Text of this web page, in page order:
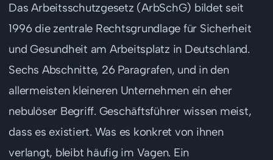
Das Arbeitsschutzgesetz (ArbSchG) bildet seit
1996 die zentrale Rechtsgrundlage für Sicherheit
und Gesundheit am Arbeitsplatz in Deutschland.
Sechs Abschnitte, 26 Paragrafen, und in den
allermeisten kleineren Unternehmen ein eher
nebulöser Begriff. Geschäftsführer wissen meist,
dass es existiert. Was es konkret von ihnen
verlangt, bleibt häufig im Vagen. Ein